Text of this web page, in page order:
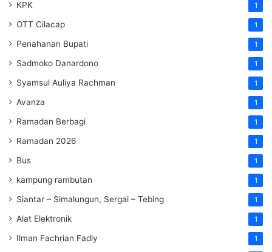
KPK 1
OTT Cilacap 1
Penahanan Bupati 1
Sadmoko Danardono 1
Syamsul Auliya Rachman 1
Avanza 1
Ramadan Berbagi 1
Ramadan 2026 1
Bus 1
kampung rambutan 1
Siantar – Simalungun, Sergai – Tebing 1
Alat Elektronik 1
Ilman Fachrian Fadly 1